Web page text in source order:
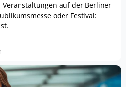
Veranstaltungen auf der Berliner
oder Festival: